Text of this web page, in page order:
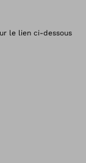
le lien ci-dessous